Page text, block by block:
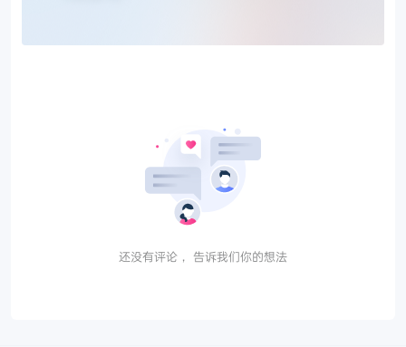
还没有评论， 告诉我们你的想法